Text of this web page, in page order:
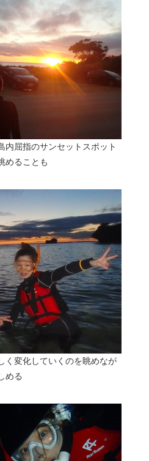
す。
内屈指のサンセットスポット
めることも
く変化していくのを眺めなが
める